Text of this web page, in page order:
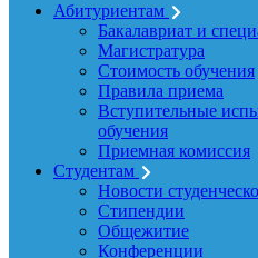
Абитуриентам
Бакалавриат и
Магистратура
Стоимость обучения
Правила приема
Вступительные
обучения
Приемная комиссия
Студентам
Новости
Стипендии
Общежитие
Конференции